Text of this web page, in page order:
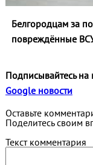
Белгородцам за
повреждённые
Подписывайтесь на
Google новости
Оставьте
Поделитесь своим
Текст комментария